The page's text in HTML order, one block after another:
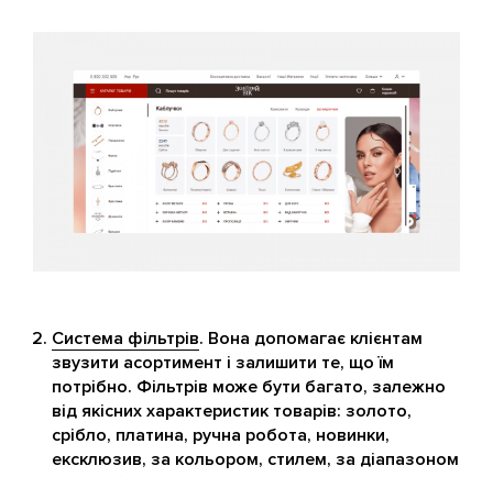
Система фільтрів. Вона допомагає клієнтам
звузити асортимент і залишити те, що їм
потрібно. Фільтрів може бути багато, залежно
від якісних характеристик товарів: золото,
срібло, платина, ручна робота, новинки,
ексклюзив, за кольором, стилем, за діапазоном